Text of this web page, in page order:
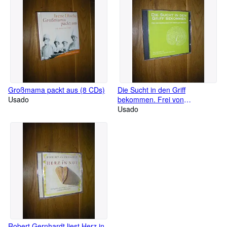
Großmama packt aus (8 CDs)
Usado
Die Sucht in den Griff
bekommen. Frei von
Abhängigkeit mit mentalem
Usado